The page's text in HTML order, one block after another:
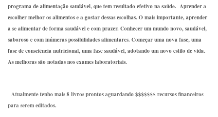
programa de alimentação saudável, que tem resultado efetivo na saúde. Aprender a
escolher melhor os alimentos e a gostar dessas escolhas. O mais importante, aprender
a se alimentar de forma saudável e com prazer. Conhecer um mundo novo, saudável,
saboroso e com inúmeras possibilidades alimentares. Começar uma nova fase, uma
fase de consciência nutricional, uma fase saudável, adotando um novo estilo de vida.
As melhoras são notadas nos exames laboratoriais.
Atualmente tenho mais 8 livros prontos aguardando $$$$$$$ recursos financeiros
para serem editados.